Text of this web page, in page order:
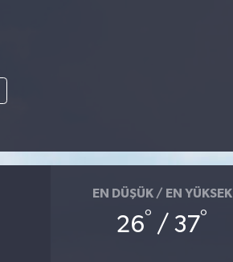
EN DÜŞÜK / EN YÜKSEK
26° / 37°